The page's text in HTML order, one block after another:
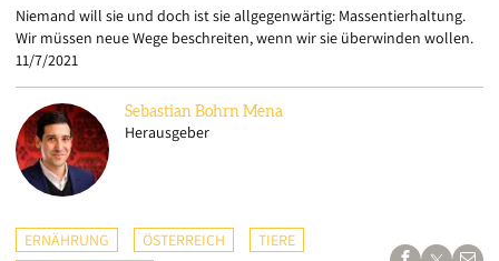
Niemand will sie und doch ist sie allgegenwärtig: Massentierhaltung.
Wir müssen neue Wege beschreiten, wenn wir sie überwinden wollen.
11/7/2021
Sebastian Bohrn Mena
Herausgeber
ERNÄHRUNG ÖSTERREICH
TIERE